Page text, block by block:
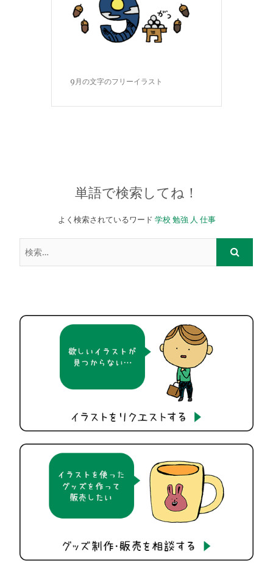
9月の文字のフリーイラスト
単語で検索してね！
よく検索されているワード 学校 勉強 人 仕事